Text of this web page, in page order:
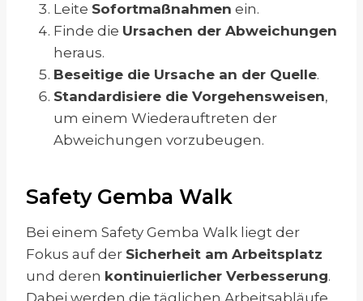
Leite Sofortmaßnahmen ein.
Finde die Ursachen der Abweichungen
heraus.
Beseitige die Ursache an der Quelle.
Standardisiere die Vorgehensweisen,
um einem Wiederauftreten der
Abweichungen vorzubeugen.
Safety Gemba Walk
Bei einem Safety Gemba Walk liegt der
Fokus auf der Sicherheit am Arbeitsplatz
und deren kontinuierlicher Verbesserung.